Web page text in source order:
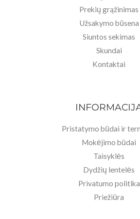
Prekių grąžinimas
Užsakymo būsena
Siuntos sekimas
Skundai
Kontaktai
Pristatymo būdai ir
Mokėjimo būdai
Taisyklės
Dydžių lentelės
Privatumo politika
Priežiūra